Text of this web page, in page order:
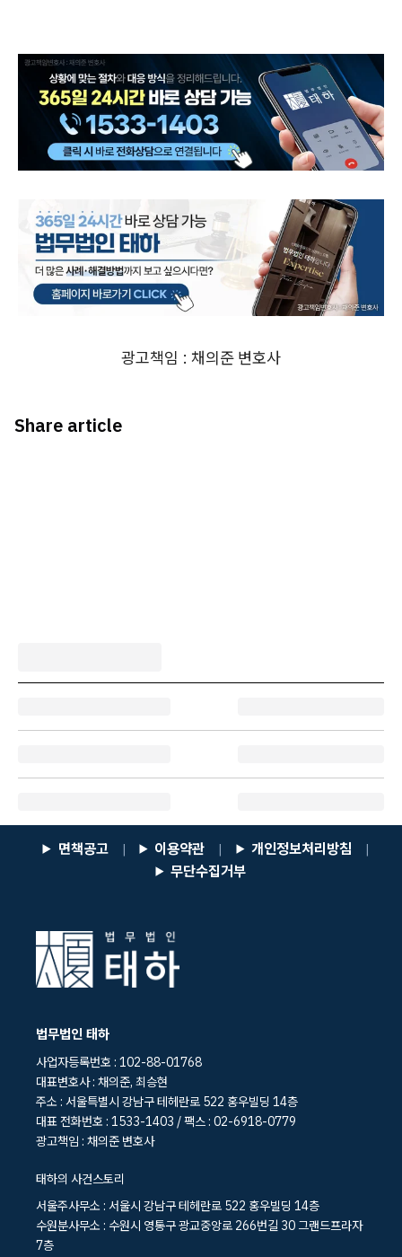
광고책임 : 채의준 변호사
Share article
면책공고 | 이용약관 | 개인정보처리방침 |
무단수집거부
법무법인 태하
사업자등록번호 : 102-88-01768
대표변호사 : 채의준, 최승현
주소 : 서울특별시 강남구 테헤란로 522 홍우빌딩 14층
대표 전화번호 : 1533-1403 / 팩스 : 02-6918-0779
광고책임 : 채의준 변호사
태하의 사건스토리
서울주사무소 : 서울시 강남구 테헤란로 522 홍우빌딩 14층
수원분사무소 : 수원시 영통구 광교중앙로 266번길 30 그랜드프라자
7층